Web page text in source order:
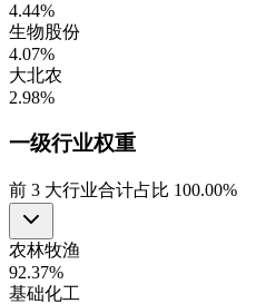
4.44%
生物股份
4.07%
大北农
2.98%
一级行业权重
前 3 大行业合计占比 100.00%
农林牧渔
92.37%
基础化工